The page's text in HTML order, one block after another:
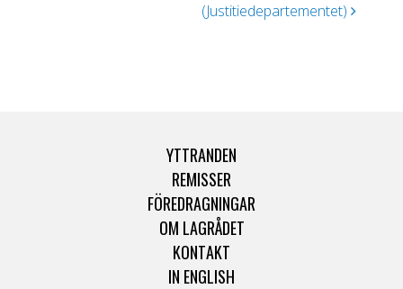
(Justitiedepartementet)
YTTRANDEN
REMISSER
FÖREDRAGNINGAR
OM LAGRÅDET
KONTAKT
IN ENGLISH